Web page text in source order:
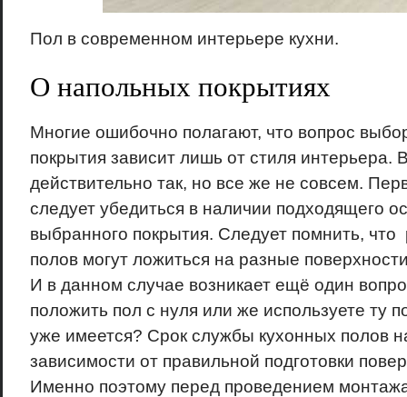
Пол в современном интерьере кухни.
О напольных покрытиях
Многие ошибочно полагают, что вопрос
покрытия зависит лишь от стиля интерьера.
действительно так, но все же не совсем.
следует убедиться в наличии подходящего
выбранного покрытия. Следует помнить,
полов могут ложиться на разные
И в данном случае возникает ещё один
положить пол с нуля или же используете ту
уже имеется? Срок службы кухонных полов
зависимости от правильной подготовки
Именно поэтому перед проведением